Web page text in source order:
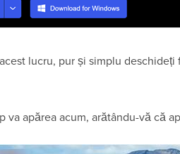
lucru, pur și simplu
va apărea acum, arătându-vă că